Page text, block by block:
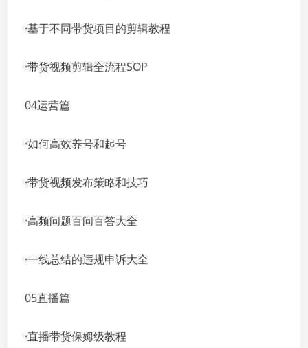
·基于不同带货项目的剪辑教程
·带货视频剪辑全流程SOP
04运营篇
·如何高效养号和起号
·带货视频发布策略和技巧
·高频问题百问百答大全
·一线总结的违规申诉大全
05直播篇
·直播带货保姆级教程